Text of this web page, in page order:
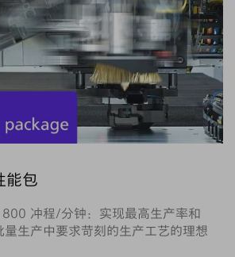
能包
冲程/分钟：实现最高生产率和
量生产中要求苛刻的生产工艺的理想